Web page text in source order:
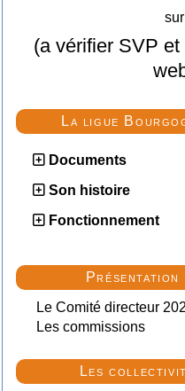
La ligue
Documents
Son histoire
Fonctionnement
Présentation
Le Comité directeur
Les commissions
Les
(a vérifier SVP